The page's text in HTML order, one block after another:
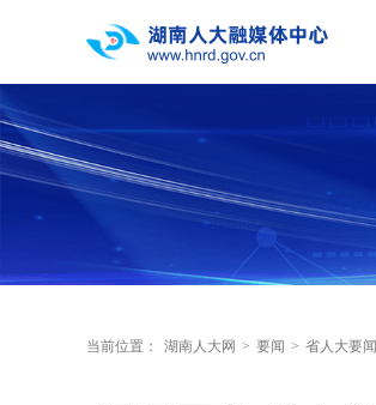
当前位置： 湖南人大网 > 要闻 > 省人大要闻